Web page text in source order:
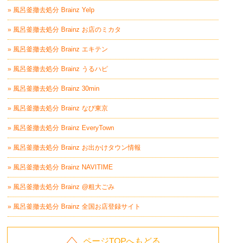
» 風呂釜撤去処分 Brainz Yelp
» 風呂釜撤去処分 Brainz お店のミカタ
» 風呂釜撤去処分 Brainz エキテン
» 風呂釜撤去処分 Brainz うるハピ
» 風呂釜撤去処分 Brainz 30min
» 風呂釜撤去処分 Brainz なび東京
» 風呂釜撤去処分 Brainz EveryTown
» 風呂釜撤去処分 Brainz お出かけタウン情報
» 風呂釜撤去処分 Brainz NAVITIME
» 風呂釜撤去処分 Brainz @粗大ごみ
» 風呂釜撤去処分 Brainz 全国お店登録サイト